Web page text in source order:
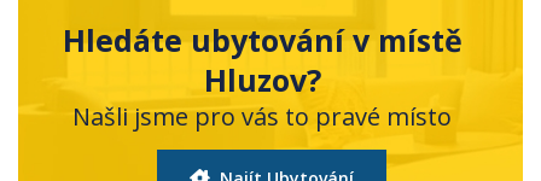
Hledáte ubytování v místě
Hluzov?
Našli jsme pro vás to pravé místo